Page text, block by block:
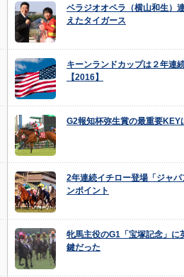
ベラジオオペラ（横山和生）
えたタイガース
キーンランドカップは２年連
【2016】
G2報知杯弥生賞の最重要
2年連続イチロー登場「ジャ
ンポイント
牝馬主役のG1「宝塚記念」
鍵だった